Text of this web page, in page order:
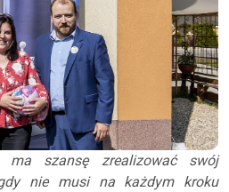
ma szansę zrealizować swój
nie musi na każdym kroku